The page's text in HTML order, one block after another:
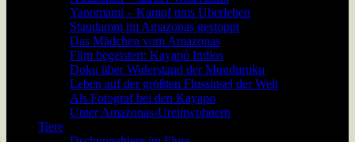
Yanomami – Kampf ums Überleben
Staudamm im Amazonas gestoppt
Das Mädchen vom Amazonas
Film begeistert: Kayapó Indios
Doku über Widerstand der Munduruku
Leben auf der größten Flussinsel der Welt
Als Fotograf bei den Kayapo
Unter Amazonas-Ureinwohnern
Tiere